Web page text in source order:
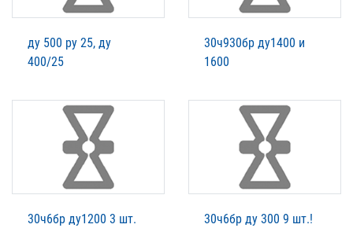
ду 500 ру 25, ду
400/25
30ч930бр ду1400 и
1600
30ч6бр ду1200 3 шт. 30ч6бр ду 300 9 шт.!